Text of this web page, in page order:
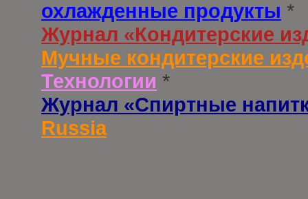
охлажденные продукты *
Журнал «Кондитерские
Мучные кондитерские
Технологии *
Журнал «Спиртные
Russia